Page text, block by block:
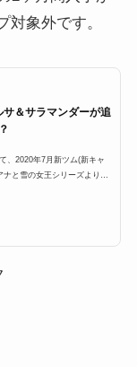
象外です。
サ＆サラマンダーが追
、2020年7月新ツム(新キャ
と雪の女王シリーズより